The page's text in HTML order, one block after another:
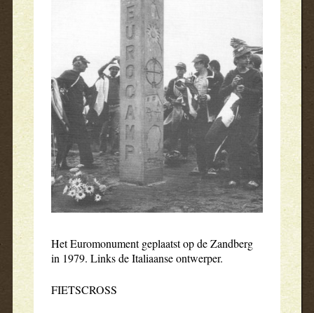
Het Euromonument geplaatst op de Zandberg
in 1979. Links de Italiaanse ontwerper.
FIETSCROSS